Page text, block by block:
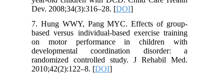
Dev. 2008;34(3):316–28. [DOI
7. Hung WWY, Pang MYC. Effects of group-
based versus individual-based exercise training
on motor performance in children with
developmental coordination disorder: a
randomized controlled study. J Rehabil Med.
2010;42(2):122–8. [DOI